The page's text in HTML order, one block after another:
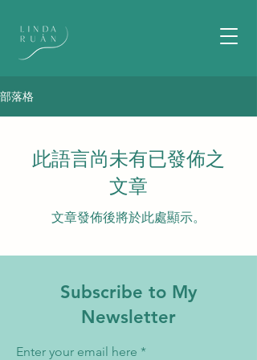
部落格
此語言尚未有已發佈之
文章
文章發佈後將於此處顯示。
Subscribe to My
Newsletter
Enter your email here